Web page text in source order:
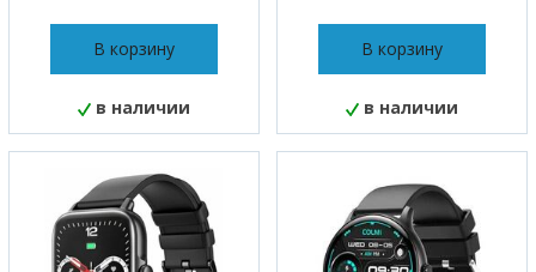
В корзину
в наличии
В корзину
в наличии